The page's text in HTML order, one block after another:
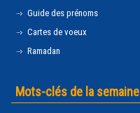
Guide des prénoms
Cartes de voeux
Ramadan
Mots-clés de la semaine